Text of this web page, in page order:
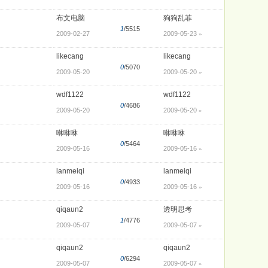
布文电脑
2009-02-27
1/5515
狗狗乱菲
2009-05-23 »
likecang
2009-05-20
0/5070
likecang
2009-05-20 »
wdf1122
2009-05-20
0/4686
wdf1122
2009-05-20 »
咻咻咻
2009-05-16
0/5464
咻咻咻
2009-05-16 »
lanmeiqi
2009-05-16
0/4933
lanmeiqi
2009-05-16 »
qiqaun2
2009-05-07
1/4776
透明思考
2009-05-07 »
qiqaun2
2009-05-07
0/6294
qiqaun2
2009-05-07 »